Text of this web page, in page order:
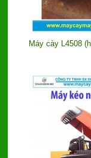
Máy cày L4508